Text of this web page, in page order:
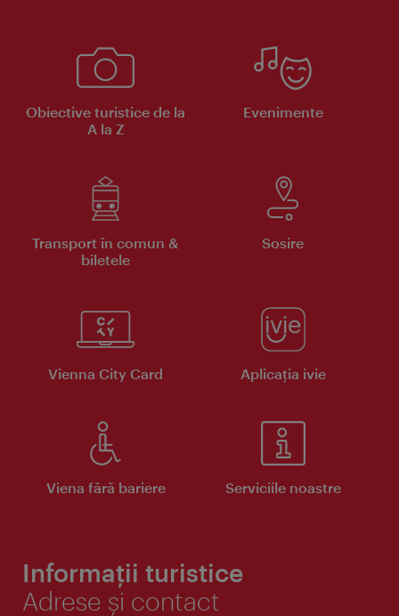
Obiective turistice de la
A la Z
Evenimente
Transport în comun &
biletele
Sosire
Vienna City Card Aplicaţia ivie
Viena fără bariere Serviciile noastre
Informații turistice
Adrese și contact